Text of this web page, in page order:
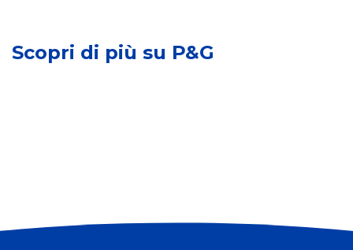
Scopri di più su P&G
n
t
o
u
u